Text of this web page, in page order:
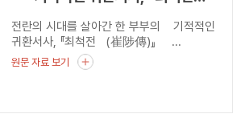
전란의 시대를 살아간 한 부부의 기적적인
귀환서사, 『최척전 (崔陟傳)』 ...
원문 자료 보기